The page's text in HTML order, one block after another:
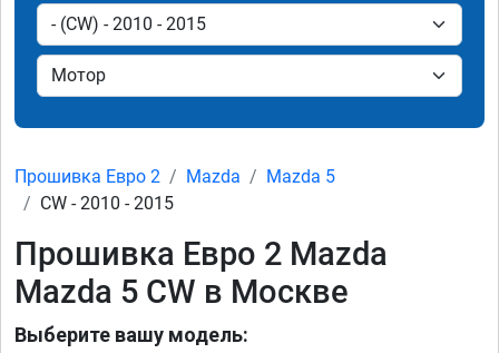
Прошивка Евро 2 Mazda
Mazda 5
CW - 2010 - 2015
Прошивка Евро 2 Mazda
Mazda 5 CW в Москве
Выберите вашу модель: